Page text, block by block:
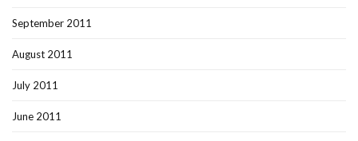
September 2011
August 2011
July 2011
June 2011